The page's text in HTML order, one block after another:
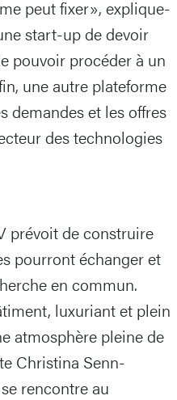
peut fixer», explique-
start-up de devoir
pouvoir procéder à un
une autre plateforme
demandes et les offres
des technologies
prévoit de construire
pourront échanger et
en commun.
luxuriant et plein
atmosphère pleine de
Christina Senn-
rencontre au